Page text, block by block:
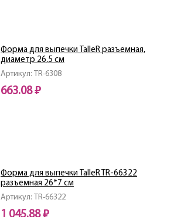
Артикул: TR-6308
Форма для выпечки TalleR разъемная,
диаметр 26,5 см
663.08 ₽
Артикул: TR-66322
Форма для выпечки TalleR TR-66322
разъемная 26*7 см